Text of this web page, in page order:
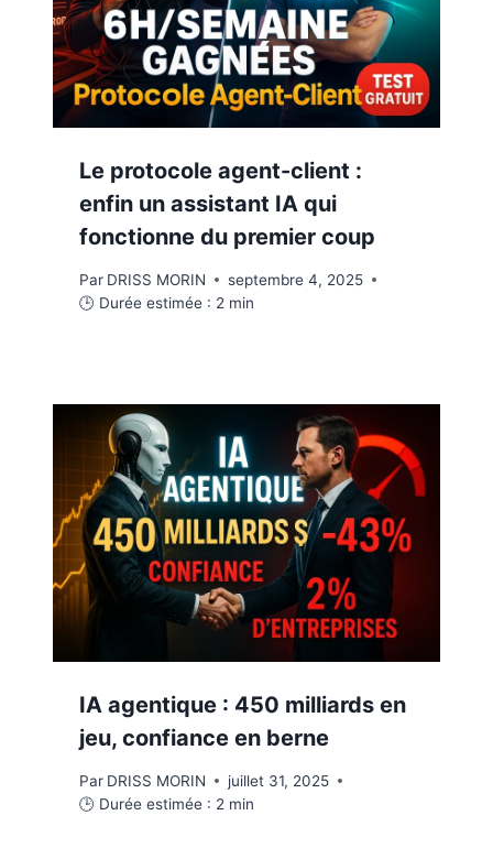
Le protocole agent-client :
enfin un assistant IA qui
fonctionne du premier coup
Par DRISS MORIN
septembre 4, 2025
🕒 Durée estimée : 2 min
IA agentique : 450 milliards en
jeu, confiance en berne
Par DRISS MORIN
juillet 31, 2025
🕒 Durée estimée : 2 min